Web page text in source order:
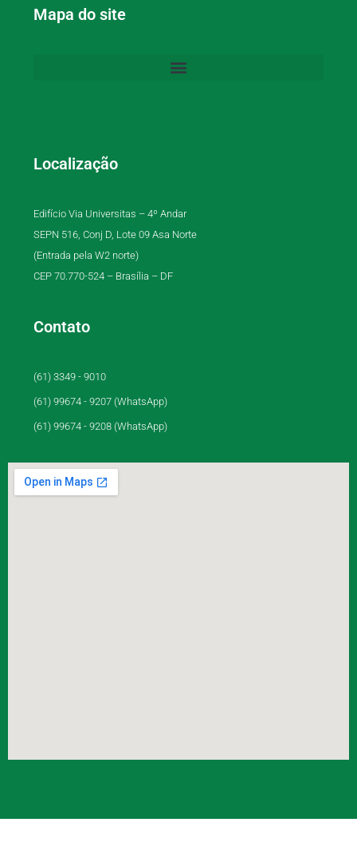
Mapa do site
Localização
Edifício Via Universitas – 4º Andar
SEPN 516, Conj D, Lote 09 Asa Norte
(Entrada pela W2 norte)
CEP 70.770-524 – Brasília – DF
Contato
(61) 3349 - 9010
(61) 99674 - 9207 (WhatsApp)
(61) 99674 - 9208 (WhatsApp)